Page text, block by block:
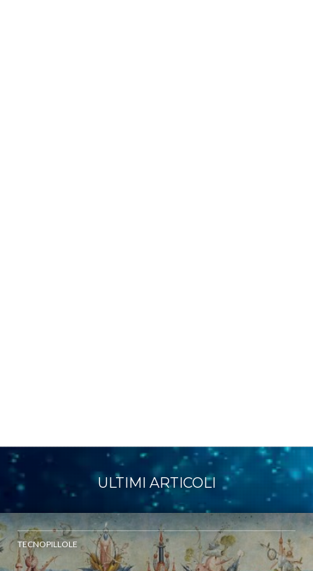
ULTIMI ARTICOLI
TECNOPILLOLE